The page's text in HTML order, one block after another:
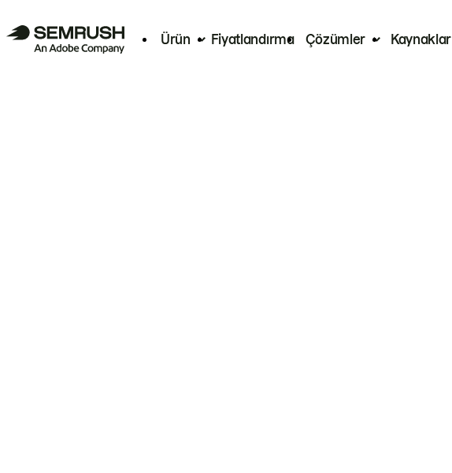
Ürün Fiyatlandırma Çözümler Kaynaklar